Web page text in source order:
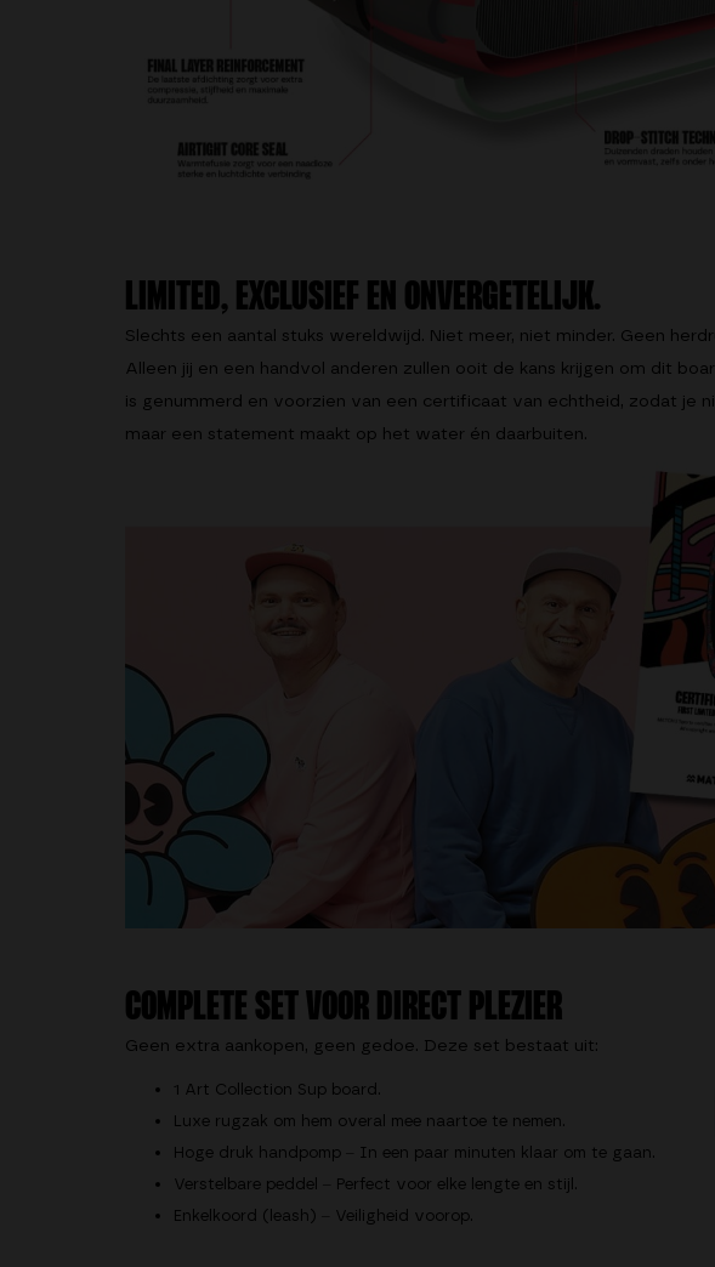
LIMITED, EXCLUSIEF EN ONVERGETELIJK.
Slechts een aantal stuks wereldwijd. Niet meer, niet minder. Geen
Alleen jij en een handvol anderen zullen ooit de kans krijgen om dit
is genummerd en voorzien van een certificaat van echtheid, zodat je
maar een statement maakt op het water én daarbuiten.
COMPLETE SET VOOR DIRECT PLEZIER
Geen extra aankopen, geen gedoe. Deze set bestaat uit:
1 Art Collection Sup board.
Luxe rugzak om hem overal mee naartoe te nemen.
Hoge druk handpomp – In een paar minuten klaar om te gaan.
Verstelbare peddel – Perfect voor elke lengte en stijl.
Enkelkoord (leash) – Veiligheid voorop.